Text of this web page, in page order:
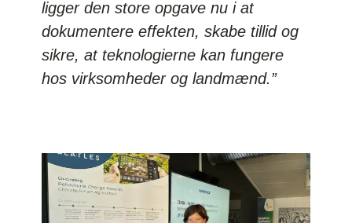
ligger den store opgave nu i at
dokumentere effekten, skabe tillid og
sikre, at teknologierne kan fungere
hos virksomheder og landmænd.”